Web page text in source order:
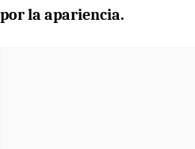
por la apariencia.